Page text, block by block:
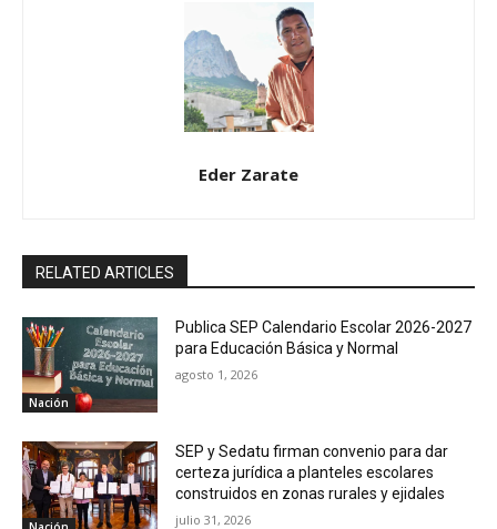
Eder Zarate
RELATED ARTICLES
Nación
Publica SEP Calendario Escolar 2026-2027
para Educación Básica y Normal
agosto 1, 2026
SEP y Sedatu firman convenio para dar
certeza jurídica a planteles escolares
construidos en zonas rurales y ejidales
julio 31, 2026